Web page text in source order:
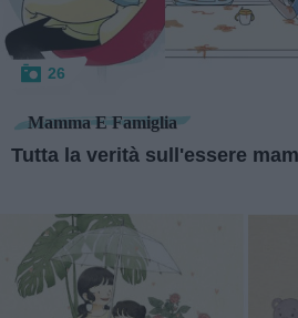
26
Mamma E Famiglia
Tutta la verità sull'essere